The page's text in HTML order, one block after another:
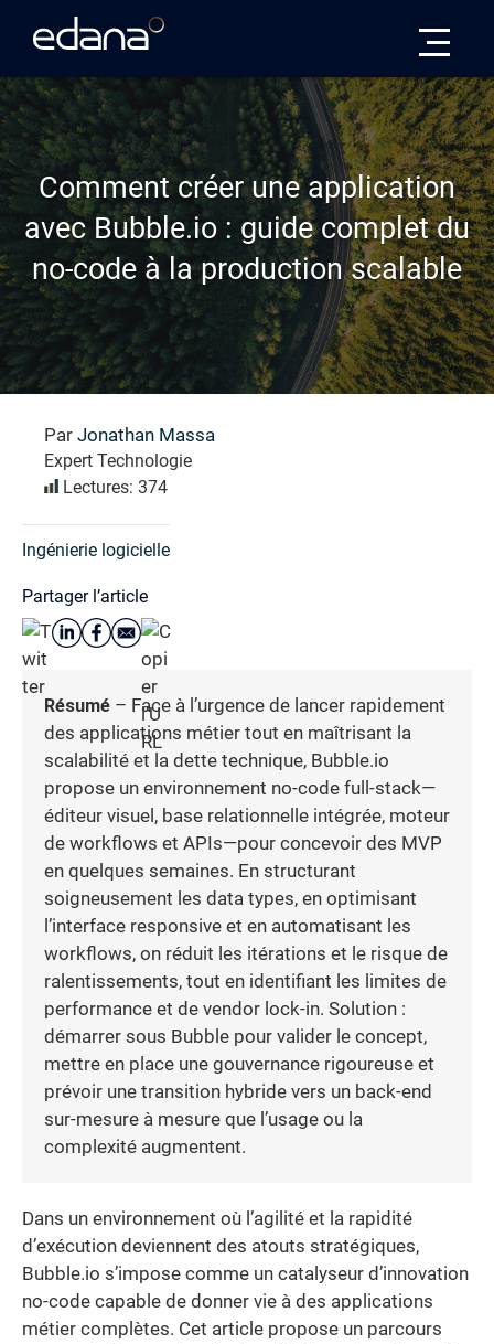
Comment créer une application
avec Bubble.io : guide complet du
no-code à la production scalable
Par Jonathan Massa
Expert Technologie
Lectures: 374
Ingénierie logicielle
Partager l’article
Résumé – Face à l’urgence de lancer rapidement
des applications métier tout en maîtrisant la
scalabilité et la dette technique, Bubble.io
propose un environnement no-code full-stack—
éditeur visuel, base relationnelle intégrée, moteur
de workflows et APIs—pour concevoir des MVP
en quelques semaines. En structurant
soigneusement les data types, en optimisant
l’interface responsive et en automatisant les
workflows, on réduit les itérations et le risque de
ralentissements, tout en identifiant les limites de
performance et de vendor lock-in. Solution :
démarrer sous Bubble pour valider le concept,
mettre en place une gouvernance rigoureuse et
prévoir une transition hybride vers un back-end
sur-mesure à mesure que l’usage ou la
complexité augmentent.
Dans un environnement où l’agilité et la rapidité
d’exécution deviennent des atouts stratégiques,
Bubble.io s’impose comme un catalyseur d’innovation
no-code capable de donner vie à des applications
métier complètes. Cet article propose un parcours